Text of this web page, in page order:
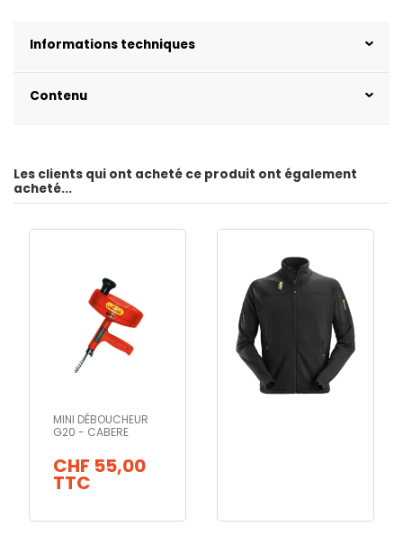
Informations techniques
Contenu
Les clients qui ont acheté ce produit ont également
acheté...
MINI DÉBOUCHEUR
G20 - CABERE
CHF 55,00
TTC